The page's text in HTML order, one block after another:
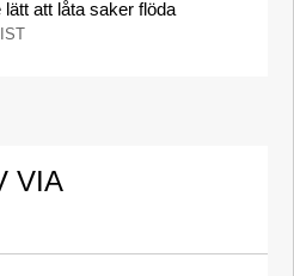
att låta saker flöda
VIA